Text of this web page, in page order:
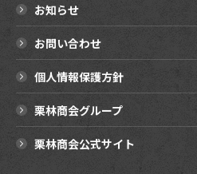
お知らせ
お問い合わせ
個人情報保護方針
栗林商会グループ
栗林商会公式サイト